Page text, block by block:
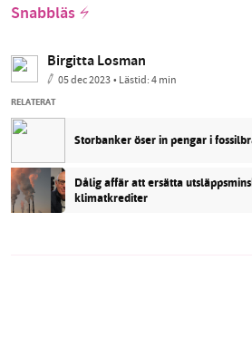
Snabbläs
Birgitta Losman
05 dec 2023• Lästid:4 min
RELATERAT
Storbanker öser in pengar i
Dålig affär att ersätta
klimatkrediter